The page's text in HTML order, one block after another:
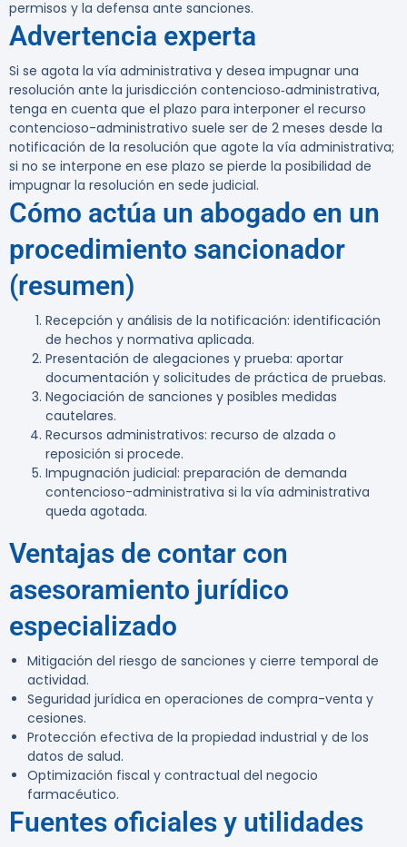
permisos y la defensa ante sanciones.
Advertencia experta
Si se agota la vía administrativa y desea impugnar una
resolución ante la jurisdicción contencioso‑administrativa,
tenga en cuenta que el plazo para interponer el recurso
contencioso-administrativo suele ser de 2 meses desde la
notificación de la resolución que agote la vía administrativa;
si no se interpone en ese plazo se pierde la posibilidad de
impugnar la resolución en sede judicial.
Cómo actúa un abogado en un
procedimiento sancionador
(resumen)
Recepción y análisis de la notificación: identificación
de hechos y normativa aplicada.
Presentación de alegaciones y prueba: aportar
documentación y solicitudes de práctica de pruebas.
Negociación de sanciones y posibles medidas
cautelares.
Recursos administrativos: recurso de alzada o
reposición si procede.
Impugnación judicial: preparación de demanda
contencioso-administrativa si la vía administrativa
queda agotada.
Ventajas de contar con
asesoramiento jurídico
especializado
Mitigación del riesgo de sanciones y cierre temporal de
actividad.
Seguridad jurídica en operaciones de compra-venta y
cesiones.
Protección efectiva de la propiedad industrial y de los
datos de salud.
Optimización fiscal y contractual del negocio
farmacéutico.
Fuentes oficiales y utilidades